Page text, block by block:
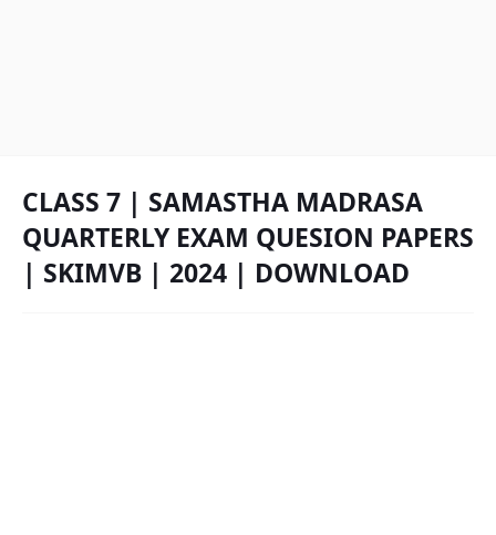
CLASS 7 | SAMASTHA MADRASA
QUARTERLY EXAM QUESION PAPERS
| SKIMVB | 2024 | DOWNLOAD